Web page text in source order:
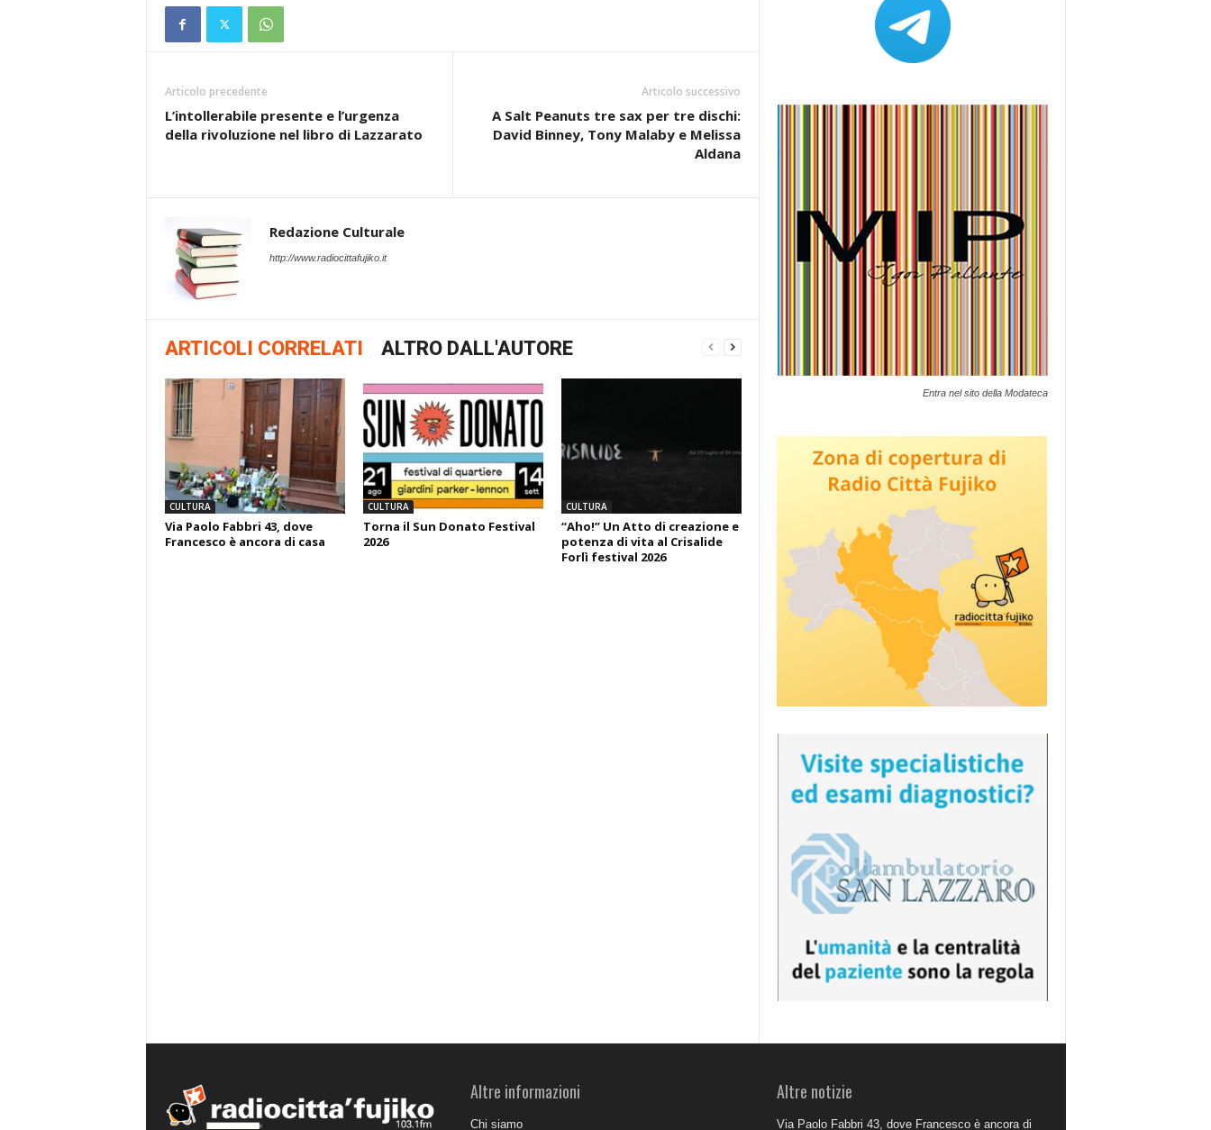
Articolo precedente
L’intollerabile presente e l’urgenza
della rivoluzione nel libro di Lazzarato
Articolo successivo
A Salt Peanuts tre sax per tre dischi:
David Binney, Tony Malaby e Melissa
Aldana
Redazione Culturale
http://www.radiocittafujiko.it
ARTICOLI CORRELATI ALTRO DALL'AUTORE
CULTURA
Via Paolo Fabbri 43, dove
Francesco è ancora di casa
CULTURA
Torna il Sun Donato Festival
2026
CULTURA
“Aho!” Un Atto di creazione e
potenza di vita al Crisalide
Forlì festival 2026
Entra nel sito della Modateca
Altre informazioni
Chi siamo
Altre notizie
Via Paolo Fabbri 43, dove Francesco è ancora di